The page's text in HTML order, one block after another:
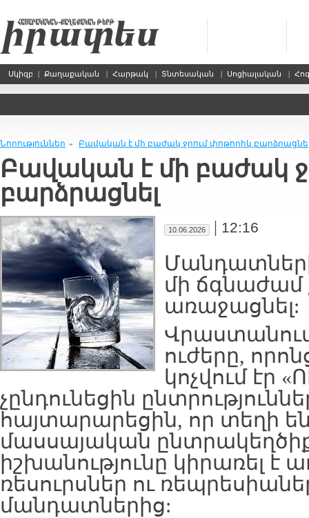
Սկիզբ | Քաղաքական | Հարթակ | Տնտեսական | Սոցիալական |
Նորություններ » Բավական է մի բաժակ ջրում փոթորիկ
Բավական է մի բաժակ
բարձրացնել
10.06.2026 | 12:16
մի ճգնաժամ
առաջացնել:
ուժերը,
կոչվում էր
չընդունեցին
հայտարարեցին, որ տեղի են
մասսայական
իշխանությունը կիրառել
ռեսուրսներ ու
մանդատներից: